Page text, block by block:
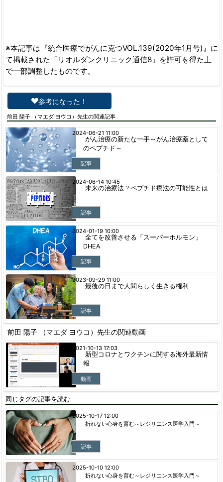
※本記事は『統合医療でがんに克つVOL.139(2020年1月号)』に
て掲載された「リオルダンクリニック通信8」を許可を得た上
で一部調整したものです。
参考になった！
前田 陽子 （マエダ ヨウコ）先生の関連記事
がん治療の新たな一手～がん治療薬として
のペプチド～
記事
2024-06-21 11:00
未来の治療法？ペプチド療法の可能性とは
記事
2024-06-14 10:45
全てを改善させる「スーパーホルモン」
DHEA
記事
2024-01-19 10:00
最後の日まで人間らしく生きる権利
記事
2023-09-29 11:00
前田 陽子 （マエダ ヨウコ）先生の関連動画
新型コロナとワクチンに関する海外最新情
報
動画
2021-10-13 17:03
同じタグの記事を読む
折れない心身を育む～レジリエンス医学入門～
記事
2025-10-17 12:00
折れない心身を育む～レジリエンス医学入門～
2025-10-10 12:00